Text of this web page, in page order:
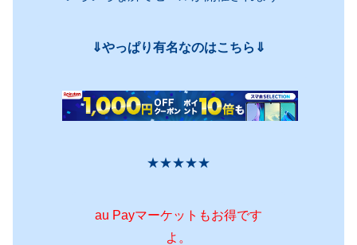
⇓やっぱり有名なのはこちら⇓
★★★★★
au Payマーケットもお得です
よ。